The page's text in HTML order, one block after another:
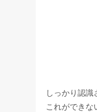
しっかり認識
これができな